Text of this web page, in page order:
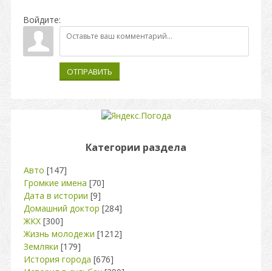
Войдите:
ОТПРАВИТЬ
Категории раздела
Авто [147]
Громкие имена [70]
Дата в истории [9]
Домашний доктор [284]
ЖКХ [300]
Жизнь молодежи [1212]
Земляки [179]
История города [676]